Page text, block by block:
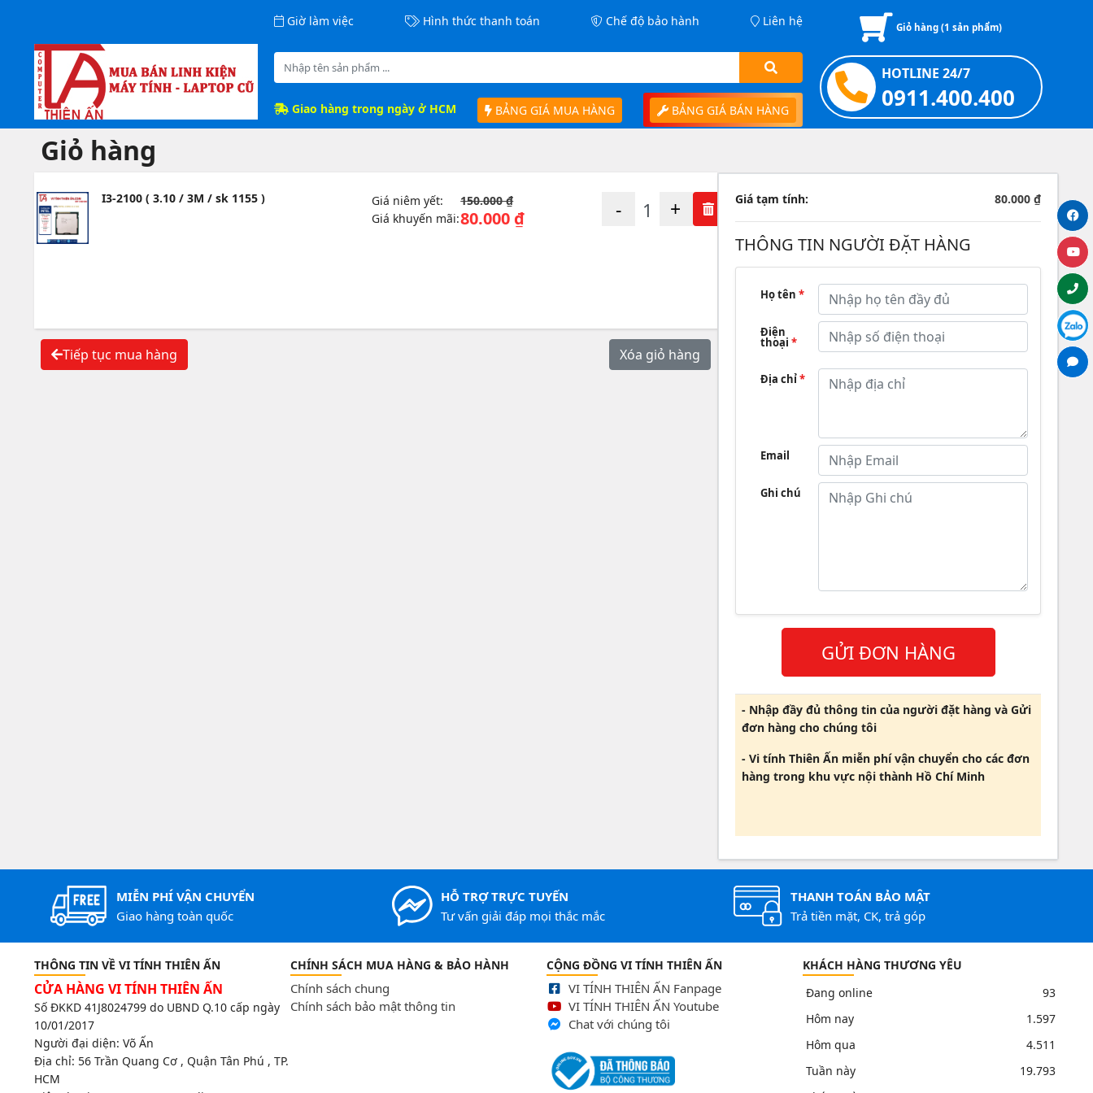
Giờ làm việc Hình thức thanh toán Chế độ bảo hành Liên hệ
Giao hàng trong ngày ở HCM BẢNG GIÁ MUA HÀNG BẢNG GIÁ BÁN HÀNG
Giỏ hàng (1 sản phẩm)
HOTLINE 24/7
0911.400.400
Giỏ hàng
I3-2100 ( 3.10 / 3M / sk 1155 ) Giá niêm yết:
150.000 ₫
Giá khuyến mãi:80.000 ₫ - +
Tiếp tục mua hàng Xóa giỏ hàng
Giá tạm tính: 80.000 ₫
THÔNG TIN NGƯỜI ĐẶT HÀNG
Họ tên *
Điện
thoại *
Địa chỉ*
Email
Ghi chú
GỬI ĐƠN HÀNG
- Nhập đầy đủ thông tin của người đặt hàng và Gửi
đơn hàng cho chúng tôi
- Vi tính Thiên Ấn miễn phí vận chuyển cho các đơn
hàng trong khu vực nội thành Hồ Chí Minh
MIỄN PHÍ VẬN CHUYỂN
Giao hàng toàn quốc
HỖ TRỢ TRỰC TUYẾN
Tư vấn giải đáp mọi thắc mắc
THANH TOÁN BẢO MẬT
Trả tiền mặt, CK, trả góp
THÔNG TIN VỀ VI TÍNH THIÊN ẤN
CỬA HÀNG VI TÍNH THIÊN ẤN
Số ĐKKD 41J8024799 do UBND Q.10 cấp ngày
10/01/2017
Người đại diện: Võ Ấn
Địa chỉ: 56 Trần Quang Cơ , Quận Tân Phú , TP.
HCM
CHÍNH SÁCH MUA HÀNG & BẢO HÀNH
Chính sách chung
Chính sách bảo mật thông tin
CỘNG ĐỒNG VI TÍNH THIÊN ẤN
VI TÍNH THIÊN ẤN Fanpage
VI TÍNH THIÊN ẤN Youtube
Chat với chúng tôi
KHÁCH HÀNG THƯƠNG YÊU
Đang online
93
Hôm nay
1.597
Hôm qua
4.511
Tuần này
19.793